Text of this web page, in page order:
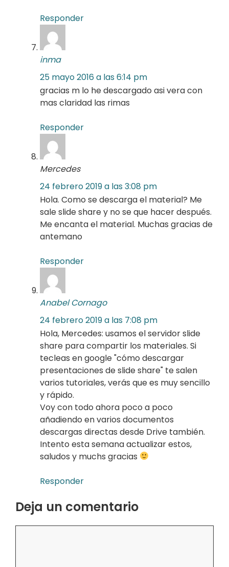
Responder
inma
25 mayo 2016 a las 6:14 pm
gracias m lo he descargado asi vera con
mas claridad las rimas
Responder
Mercedes
24 febrero 2019 a las 3:08 pm
Hola. Como se descarga el material? Me
sale slide share y no se que hacer después.
Me encanta el material. Muchas gracias de
antemano
Responder
Anabel Cornago
24 febrero 2019 a las 7:08 pm
Hola, Mercedes: usamos el servidor slide
share para compartir los materiales. Si
tecleas en google "cómo descargar
presentaciones de slide share" te salen
varios tutoriales, verás que es muy sencillo
y rápido.
Voy con todo ahora poco a poco
añadiendo en varios documentos
descargas directas desde Drive también.
Intento esta semana actualizar estos,
saludos y muchs gracias
Responder
Deja un comentario